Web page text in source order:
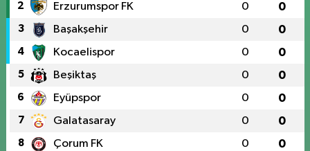
2 Erzurumspor FK 0 0
3 Başakşehir 0 0
4 Kocaelispor 0 0
5 Beşiktaş 0 0
6 Eyüpspor 0 0
7 Galatasaray 0 0
8 Çorum FK 0 0